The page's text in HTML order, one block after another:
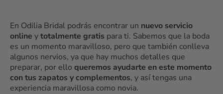
En Odilia Bridal podrás encontrar un nuevo servicio
online ytotalmente gratis para ti. Sabemos que la boda
es un momento maravilloso, pero que también conlleva
algunos nervios, ya que hay muchos detalles que
preparar, por ello queremos ayudarte en este momento
con tus zapatos y complementos, y así tengas una
experiencia maravillosa como novia.